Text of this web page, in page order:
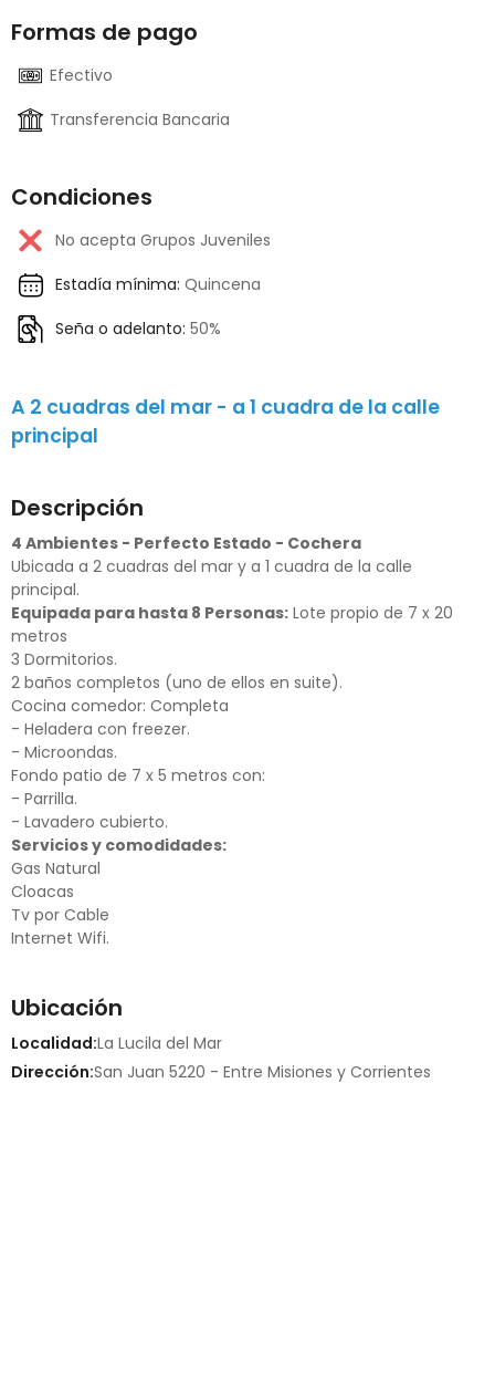
Formas de pago
Efectivo
Transferencia Bancaria
Condiciones
No acepta Grupos Juveniles
Estadía mínima: Quincena
Seña o adelanto: 50%
A 2 cuadras del mar - a 1 cuadra de la calle
principal
Descripción
4 Ambientes - Perfecto Estado - Cochera
Ubicada a 2 cuadras del mar y a 1 cuadra de la calle
principal.
Equipada para hasta 8 Personas: Lote propio de 7 x 20
metros
3 Dormitorios.
2 baños completos (uno de ellos en suite).
Cocina comedor: Completa
- Heladera con freezer.
- Microondas.
Fondo patio de 7 x 5 metros con:
- Parrilla.
- Lavadero cubierto.
Servicios y comodidades:
Gas Natural
Cloacas
Tv por Cable
Internet Wifi.
Ubicación
Localidad:La Lucila del Mar
Dirección:San Juan 5220 - Entre Misiones y Corrientes